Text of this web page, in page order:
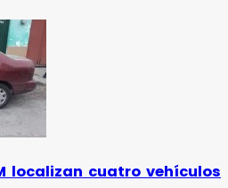
localizan cuatro vehículos